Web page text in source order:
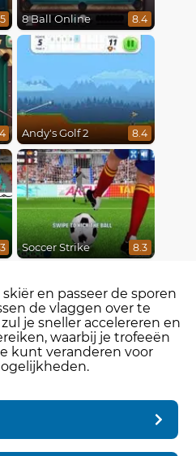
8 Ball Online 8.4
Andy's Golf 2 8.4
Soccer Strike 8.3
en passeer de sporen
de vlaggen over te
je sneller accelereren en
waarbij je trofeeën
kunt veranderen voor